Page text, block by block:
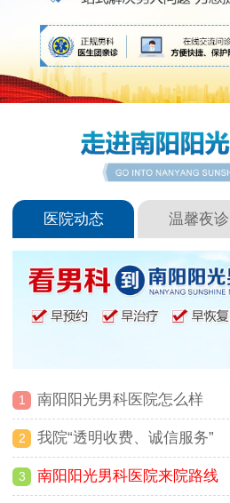
医院动态 温馨夜诊
1 南阳阳光男科医院怎么样
2 我院“透明收费、诚信服务”
3 南阳阳光男科医院来院路线